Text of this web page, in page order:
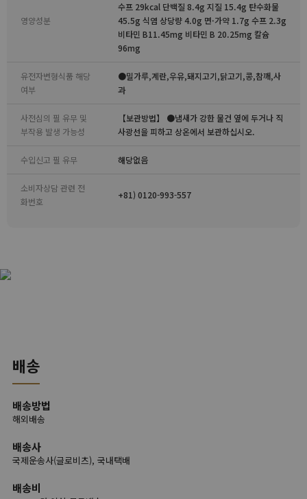
영양성분
수프 29kcal 단백질 8.4g 지질 15.4g 탄수화물
45.5g 식염 상당량 4.0g 면·가약 1.7g 수프 2.3g
비타민 B11.45mg 비타민 B 20.25mg 칼슘
96mg
유전자변형식품 해당
여부
●밀가루,계란,우유,돼지고기,닭고기,콩,참깨,사
과
사전심의 필 유무 및
부작용 발생 가능성
【보관방법】 ●냄새가 강한 물건 옆에 두거나 직
사광선을 피하고 상온에서 보관하십시오.
수입신고 필 유무 해당없음
소비자상담 관련 전
화번호
+81) 0120-993-557
배송
배송방법
해외배송
배송사
국제운송사(글로비츠), 국내택배
배송비